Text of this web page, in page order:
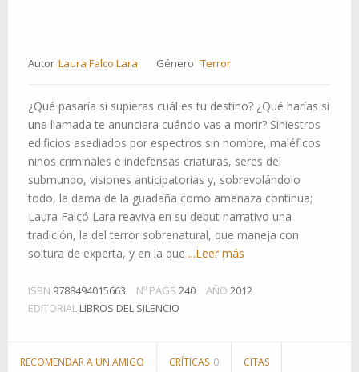
Autor Laura Falco Lara Género Terror
¿Qué pasaría si supieras cuál es tu destino? ¿Qué harías si
una llamada te anunciara cuándo vas a morir? Siniestros
edificios asediados por espectros sin nombre, maléficos
niños criminales e indefensas criaturas, seres del
submundo, visiones anticipatorias y, sobrevolándolo
todo, la dama de la guadaña como amenaza continua;
Laura Falcó Lara reaviva en su debut narrativo una
tradición, la del terror sobrenatural, que maneja con
soltura de experta, y en la que ...Leer más
ISBN 9788494015663 Nº PÁGS 240 AÑO 2012
EDITORIAL LIBROS DEL SILENCIO
RECOMENDAR A UN AMIGO CRÍTICAS 0 CITAS